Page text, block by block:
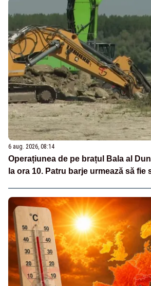
6 aug. 2026, 08:14
Operațiunea de pe brațul Bala al
la ora 10. Patru barje urmează să fie